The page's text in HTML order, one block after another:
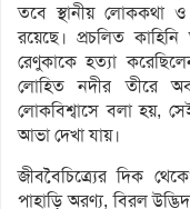
তবে স্থানীয় লোককথা ও
রয়েছে। প্রচলিত
রেণুকাকে হত্যা
লোহিত নদীর তীরে
লোকবিশ্বাসে বলা হয়,
আভা দেখা যায়।
জীববৈচিত্র্যের দিক
পাহাড়ি অরণ্য, বিরল